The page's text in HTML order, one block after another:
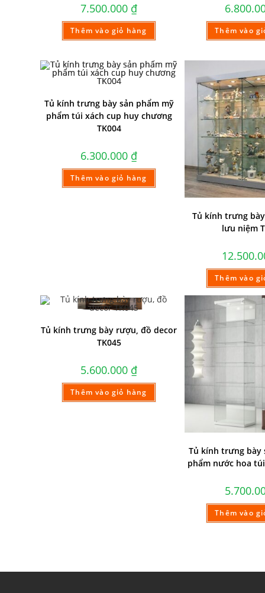
7.500.000 ₫
Thêm vào giỏ hàng Thêm vào
Tủ kính trưng bày sản phẩm mỹ
phẩm túi xách cup huy chương
TK004
6.300.000 ₫
Thêm vào giỏ hàng
Tủ kính trưng
lưu niệm
Thêm vào
Tủ kính trưng bày rượu, đồ decor
TK045
5.600.000 ₫
Thêm vào giỏ hàng
Tủ kính trưng bày
phẩm nước hoa túi
Thêm vào